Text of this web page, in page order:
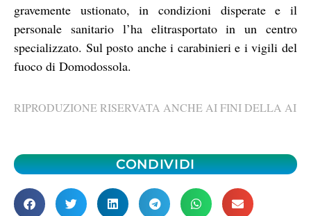
gravemente ustionato, in condizioni disperate e il
personale sanitario l’ha elitrasportato in un centro
specializzato. Sul posto anche i carabinieri e i vigili del
fuoco di Domodossola.
RIPRODUZIONE RISERVATA ANCHE AI FINI DELLA AI
CONDIVIDI